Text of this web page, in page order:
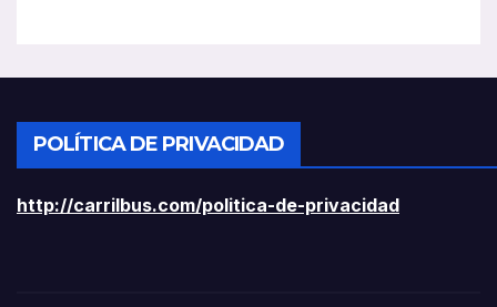
POLÍTICA DE PRIVACIDAD
http://carrilbus.com/politica-de-privacidad